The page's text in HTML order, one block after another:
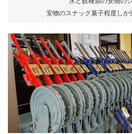
安物のスナック菓子程度しか